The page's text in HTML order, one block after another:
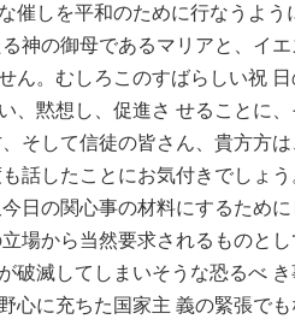
しを平和のために行なうよう
神の御母であるマリアと、イエ
ん。むしろこのすばらしい祝
、黙想し、促進さ せることに
して信徒の皆さん、貴方方は
話したことにお気付きでしょ
日の関心事の材料にするため
場から当然要求されるものと
破滅してしまいそうな恐るべ き
心に充ちた国家主 義の緊張で